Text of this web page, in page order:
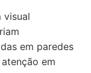
visual
em paredes
em